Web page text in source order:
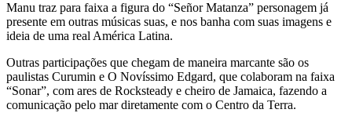
Manu traz para faixa a figura do “Señor Matanza” personagem já
presente em outras músicas suas, e nos banha com suas imagens e
ideia de uma real América Latina.
Outras participações que chegam de maneira marcante são os
paulistas Curumin e O Novíssimo Edgard, que colaboram na faixa
“Sonar”, com ares de Rocksteady e cheiro de Jamaica, fazendo a
comunicação pelo mar diretamente com o Centro da Terra.